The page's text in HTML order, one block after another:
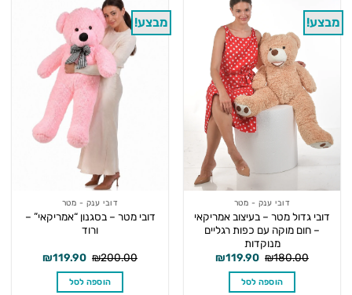
מבצע!
דובי ענק - מטר
דובי גדול מטר – בעיצוב אמריקאי
– חום מוקה עם כפות רגליים
מנוקדות
₪180.00
המחיר
היה:
₪180.00.
₪119.90
המחיר
הוספה לסל
מבצע!
דובי ענק - מטר
דובי מטר – בסגנון “אמריקאי” –
ורוד
₪200.00
המחיר
היה:
₪200.00.
₪119.90
המחיר
הוספה לסל